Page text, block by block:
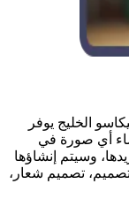
الخليج يوفر
أي صورة في
وسيتم إنشاؤها
تصميم شعار،